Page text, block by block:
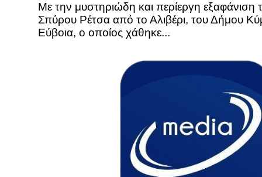
Με την μυστηριώδη και περίεργη εξαφάνιση
Σπύρου Ρέτσα από το Αλιβέρι, του Δήμου
Εύβοια, ο οποίος χάθηκε...